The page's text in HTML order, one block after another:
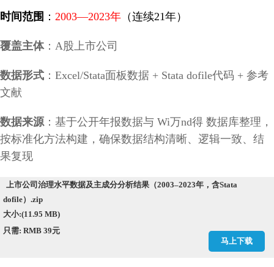
时间范围 ： 2003—2023年 （连续21年）
覆盖主体：A股上市公司
数据形式 ：Excel/Stata面板数据 + Stata dofile代码 + 参考
文献
数据来源 ：基于公开年报数据与 Wi万nd得 数据库整理，
按标准化方法构建，确保数据结构清晰、逻辑一致、结
果复现
上市公司治理水平数据及主成分分析结果（2003–2023年，含Stata
dofile）.zip
大小:(11.95 MB)
只需: RMB 39元
马上下载